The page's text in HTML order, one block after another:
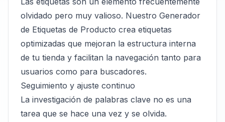
olvidado pero muy valioso. Nuestro Generador
de Etiquetas de Producto crea etiquetas
optimizadas que mejoran la estructura interna
de tu tienda y facilitan la navegación tanto para
usuarios como para buscadores.
Seguimiento y ajuste continuo
La investigación de palabras clave no es una
tarea que se hace una vez y se olvida.